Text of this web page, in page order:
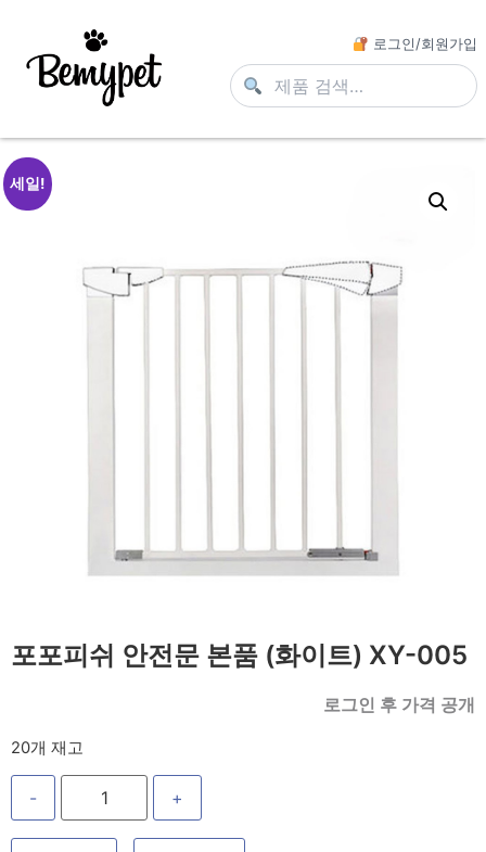
로그인/회원가입
세일!
포포피쉬 안전문 본품 (화이트) XY-005
로그인 후 가격 공개
20개 재고
- +